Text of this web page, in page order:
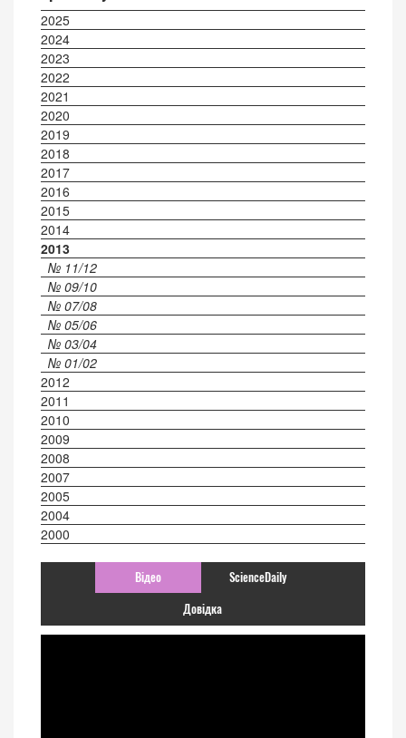
2025
2024
2023
2022
2021
2020
2019
2018
2017
2016
2015
2014
2013
№ 11/12
№ 09/10
№ 07/08
№ 05/06
№ 03/04
№ 01/02
2012
2011
2010
2009
2008
2007
2005
2004
2000
Відео ScienceDaily
Довідка